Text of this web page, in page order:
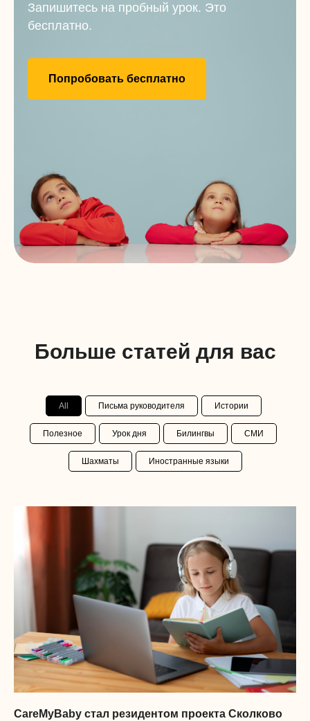
Запишитесь на пробный урок. Это
бесплатно.
Попробовать бесплатно
Больше статей для вас
All Письма руководителя Истории
Полезное Урок дня Билингвы СМИ
Шахматы Иностранные языки
CareMyBaby стал резидентом проекта Сколково